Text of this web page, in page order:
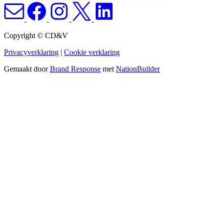
Copyright © CD&V
Privacyverklaring | Cookie verklaring
Gemaakt doorBrand Response met NationBuilder